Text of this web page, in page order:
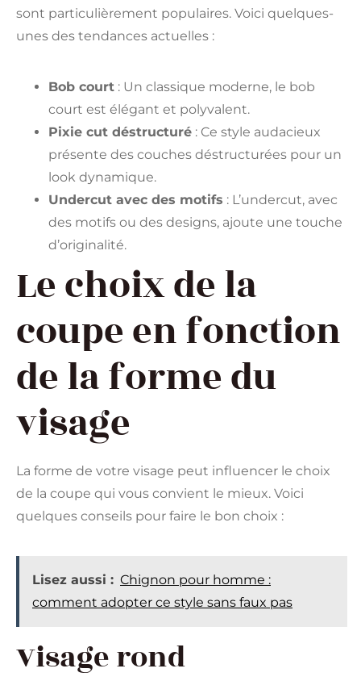
sont particulièrement populaires. Voici quelques-
unes des tendances actuelles :
Bob court : Un classique moderne, le bob
court est élégant et polyvalent.
Pixie cut déstructuré : Ce style audacieux
présente des couches déstructurées pour un
look dynamique.
Undercut avec des motifs : L’undercut, avec
des motifs ou des designs, ajoute une touche
d’originalité.
Le choix de la
coupe en fonction
de la forme du
visage
La forme de votre visage peut influencer le choix
de la coupe qui vous convient le mieux. Voici
quelques conseils pour faire le bon choix :
Lisez aussi : Chignon pour homme :
comment adopter ce style sans faux pas
Visage rond